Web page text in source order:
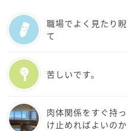
職場でよく見たり
て
苦しいです。
肉体関係をすぐ持
け止めればよいのか